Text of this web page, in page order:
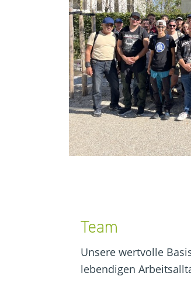
Team
Unsere wertvolle
lebendigen